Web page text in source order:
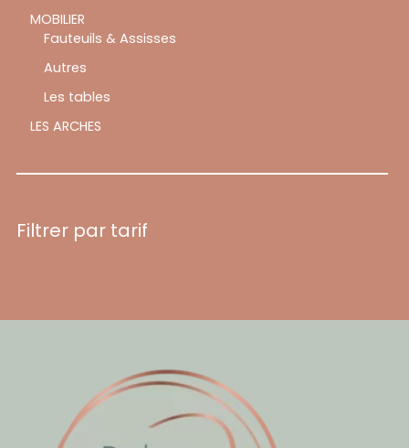
MOBILIER
Fauteuils & Assisses
Autres
Les tables
LES ARCHES
Filtrer par tarif